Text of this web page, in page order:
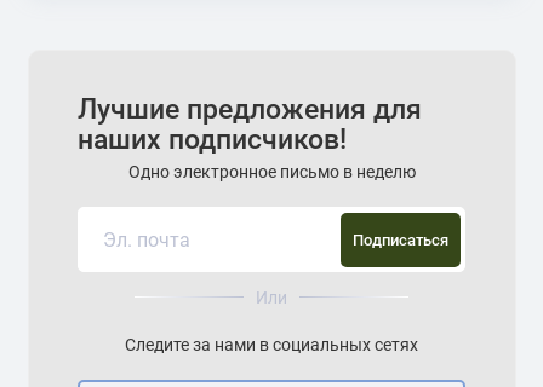
Лучшие предложения для
наших подписчиков!
Одно электронное письмо в неделю
Подписаться
Или
Следите за нами в социальных сетях